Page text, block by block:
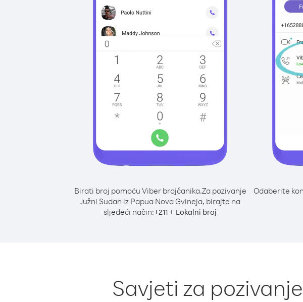
Birati broj pomoću Viber brojčanika.Za pozivanje
Južni Sudan iz Papua Nova Gvineja, birajte na
sljedeći način:+211 + Lokalni broj
Odaberite
Savjeti za